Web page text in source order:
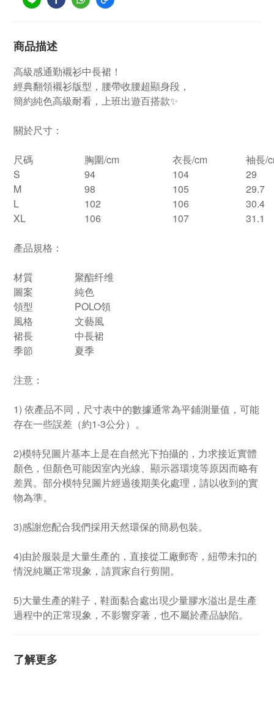
商品描述
高級感通勤襯衫中長裙！
經典翻領襯衫版型，腰帶收腰超顯身段，
簡約純色高級耐看，上班出遊百搭款✨
關於尺寸：
尺碼 胸圍/cm 衣長/cm
袖長/
S
94 104
29
M
98 105
29.7
L
102 106
30.4
XL
106 107 31.1
產品規格：
材質
聚酯纤维
圖案
純色
領型
POLO領
風格
文藝風
裙長
中長裙
季節
夏季
注意：
1) 依產品不同，尺寸表中的數據通常為平鋪測量值，可能
存在一些誤差（約1-3公分）。
2)模特兒圖片基本上是在自然光下拍攝的，力求接近實體
顏色，但顏色可能因室內光線、顯示器環境等原因而略有
差異。部分模特兒圖片經過後期美化處理，請以收到的實
物為準。
3)感謝您配合我們採用天然環保的簡易包裝。
4)由於服裝是大量生產的，直接從工廠郵寄，紐帶未扣的
情況純屬正常現象，請買家自行剪開。
5)大量生產的鞋子，鞋面黏合處出現少量膠水溢出是生產
過程中的正常現象，不影響穿著，也不屬於產品缺陷。
了解更多